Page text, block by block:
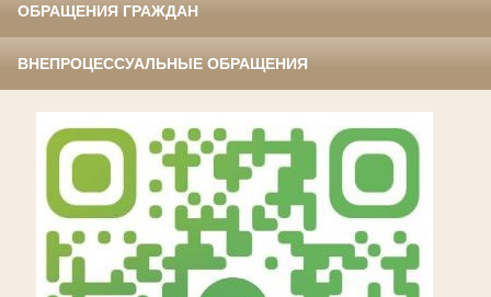
ОБРАЩЕНИЯ ГРАЖДАН
ВНЕПРОЦЕССУАЛЬНЫЕ ОБРАЩЕНИЯ